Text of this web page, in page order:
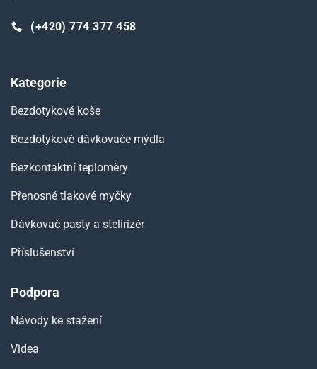
(+420) 774 377 458
Kategorie
Bezdotykové koše
Bezdotykové dávkovače mýdla
Bezkontaktní teploměry
Přenosné tlakové myčky
Dávkovač pasty a stelirizér
Příslušenství
Podpora
Návody ke stažení
Videa